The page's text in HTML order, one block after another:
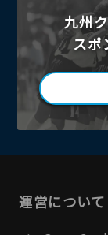
九州
スポ
運営について